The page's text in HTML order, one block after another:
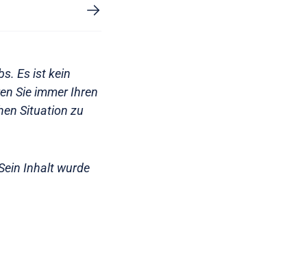
Es ist kein
Sie immer Ihren
Situation zu
Inhalt wurde